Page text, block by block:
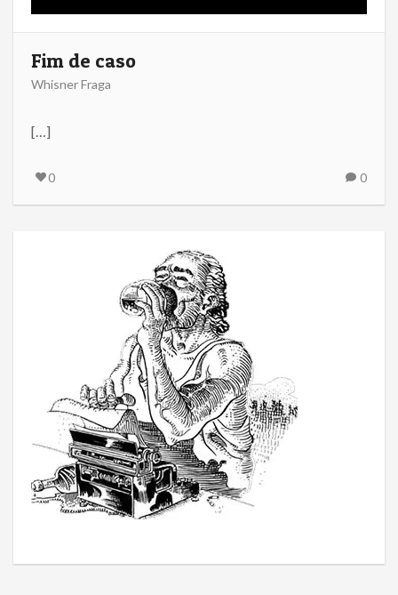
Fim de caso
Whisner Fraga
[…]
0 0